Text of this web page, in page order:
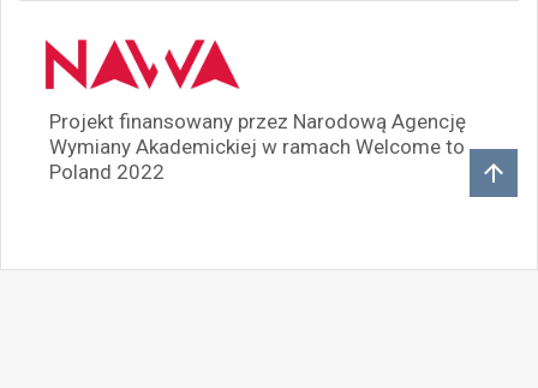
Projekt finansowany przez Narodową Agencję
Wymiany Akademickiej w ramach Welcome to
Poland 2022